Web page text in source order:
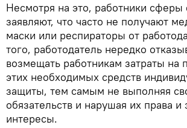
Несмотря на это, работники сферы
заявляют, что часто не получают
маски или респираторы от
того, работодатель нередко
возмещать работникам затраты на
этих необходимых средств
защиты, тем самым не выполняя
обязательств и нарушая их права и
интересы.